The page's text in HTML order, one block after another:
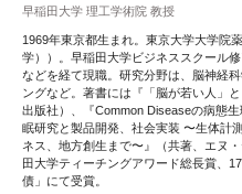
早稲田大学 理工学術院 教授
1969年東京都生まれ。東京大学大学院
学））。早稲田大学ビジネススクール
などを経て現職。研究分野は、脳神経
ングなど。著書には『「脳が若い人」
出版社）、『Common Diseaseの病態
眠研究と製品開発、社会実装 〜生体計
ネス、地方創生まで〜』（共著、エヌ
田大学ティーチングアワード総長賞、
債」にて受賞。